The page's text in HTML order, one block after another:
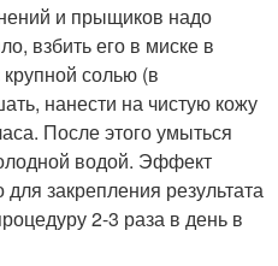
и прыщиков надо
взбить его в миске в
солью (в
нанести на чистую кожу
После этого умыться
водой. Эффект
закрепления результата
2-3 раза в день в